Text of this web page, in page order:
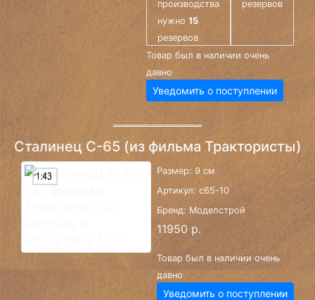
производства
нужно15
резервов
резервов
Товар был в наличии очень
давно
Уведомить о поступлении
Сталинец С-65 (из фильма Трактористы)
Размер: 9 см
Артикул: c65-10
Бренд: Моделстрой
11950 р.
Товар был в наличии очень
давно
Уведомить о поступлении